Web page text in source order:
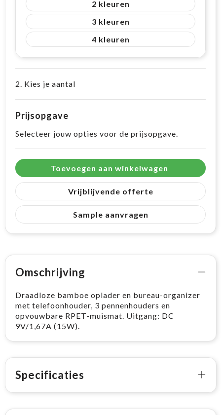
2
3
4
2. Kies je aantal
Prijsopgave
Selecteer jouw opties voor de prijsopgave.
Toevoegen aan winkelwagen
Vrijblijvende offerte
Sample aanvragen
Omschrijving
Draadloze bamboe oplader en bureau-organizer
met telefoonhouder, 3 pennenhouders en
opvouwbare RPET-muismat. Uitgang: DC
9V/1,67A (15W).
Specificaties